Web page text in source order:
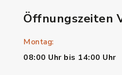
Öffnungszeiten
Montag:
08:00 Uhr bis 14:00 Uhr